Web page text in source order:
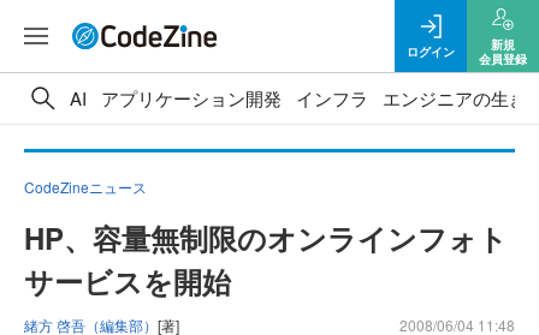
ログイン
新規
会員登録
AI アプリケーション開発 インフラ エンジニアの生き
CodeZineニュース
HP、容量無制限のオンラインフォト
サービスを開始
緒方 啓吾（編集部） [著] 2008/06/04 11:48